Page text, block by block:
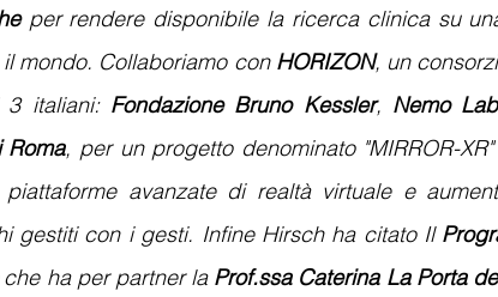
per rendere disponibile la ricerca clinica su
mondo. Collaboriamo con HORIZON, un
italiani: Fondazione Bruno Kessler, Nemo
Roma, per un progetto denominato "MIRROR-
avanzate di realtà virtuale e
gestiti con i gesti. Infine Hirsch ha citato Il
ha per partner la Prof.ssa Caterina La Porta